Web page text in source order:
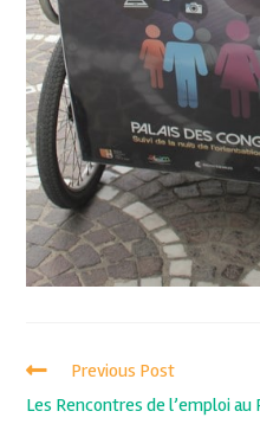
Previous Post
Les Rencontres de l’emploi au